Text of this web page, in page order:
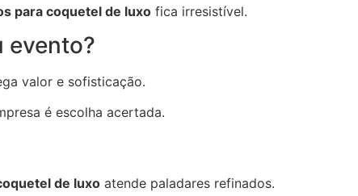
para coquetel de luxo fica irresistível.
evento?
valor e sofisticação.
é escolha acertada.
de luxo atende paladares refinados.